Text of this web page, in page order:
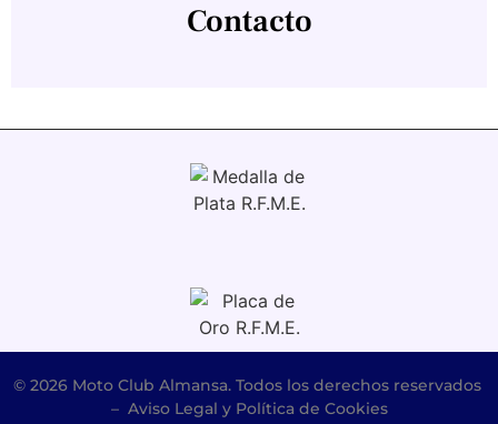
Contacto
© 2026 Moto Club Almansa. Todos los derechos reservados
– Aviso Legal y Política de Cookies